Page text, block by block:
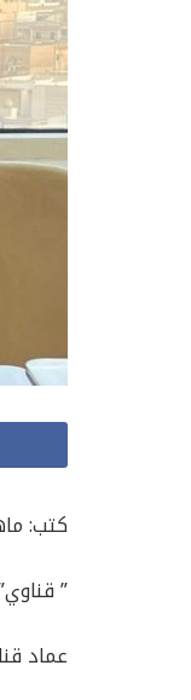
كتب:
”
عماد